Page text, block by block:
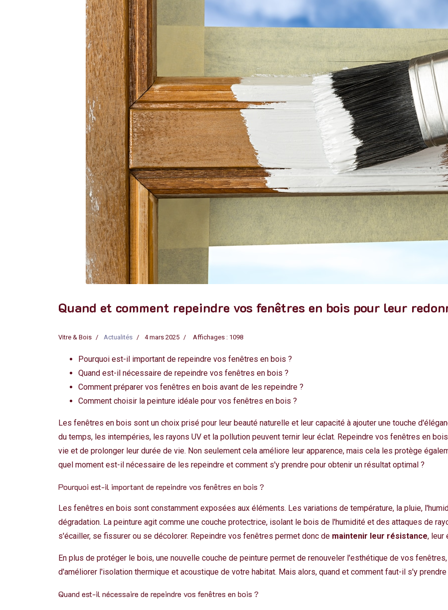
Quand et comment repeindre vos fenêtres en bois pour leur
Vitre & Bois Actualités 4 mars 2025 Affichages : 1098
Pourquoi est-il important de repeindre vos fenêtres en bois ?
Quand est-il nécessaire de repeindre vos fenêtres en bois ?
Comment préparer vos fenêtres en bois avant de les repeindre ?
Comment choisir la peinture idéale pour vos fenêtres en bois ?
Les fenêtres en bois sont un choix prisé pour leur beauté naturelle et leur capacité à ajouter une touche
du temps, les intempéries, les rayons UV et la pollution peuvent ternir leur éclat. Repeindre vos fenêtres en
vie et de prolonger leur durée de vie. Non seulement cela améliore leur apparence, mais cela les protège
quel moment est-il nécessaire de les repeindre et comment s'y prendre pour obtenir un résultat optimal ?
Pourquoi est-il important de repeindre vos fenêtres en bois ?
Les fenêtres en bois sont constamment exposées aux éléments. Les variations de température, la pluie,
dégradation. La peinture agit comme une couche protectrice, isolant le bois de l'humidité et des attaques de
s'écailler, se fissurer ou se décolorer. Repeindre vos fenêtres permet donc de maintenir leur résistance, leur
En plus de protéger le bois, une nouvelle couche de peinture permet de renouveler l'esthétique de vos
d'améliorer l'isolation thermique et acoustique de votre habitat. Mais alors, quand et comment faut-il s'y
Quand est-il nécessaire de repeindre vos fenêtres en bois ?